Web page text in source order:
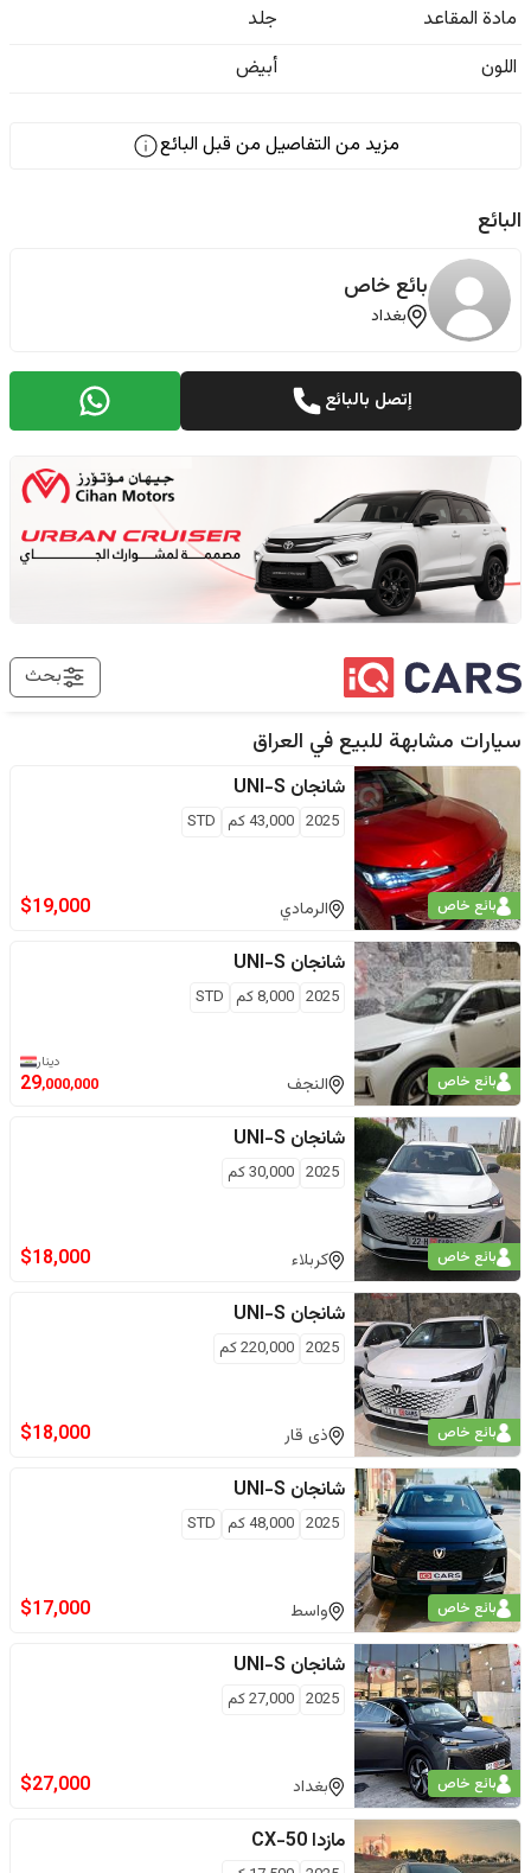
مادة المقاعد
جلد
اللون
أبيض
مزيد من التفاصيل من قبل البائع
البائع
بائع خاص
بغداد
إتصل بالبائع
بحث
سيارات مشابهة للبيع في العراق
بائع خاص
شانجان UNI-S
2025
43,000كم STD
الرمادي $19,000
بائع خاص
شانجان UNI-S
2025
8,000كم STD
النجف
دينار
29,000,000
بائع خاص
شانجان UNI-S
2025
30,000كم
كربلاء $18,000
بائع خاص
شانجان UNI-S
2025
220,000كم
ذى قار $18,000
بائع خاص
شانجان UNI-S
2025
48,000كم STD
واسط $17,000
بائع خاص
شانجان UNI-S
2025
27,000كم
بغداد $27,000
مازدا CX-50